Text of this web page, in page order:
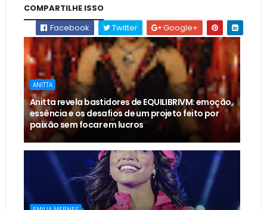
COMPARTILHE ISSO
Facebook
Twitter Google+
ANITTA
Anitta revela bastidores de EQUILIBRIVM: emoção,
essência e os desafios de um projeto feito por
paixão sem focar em lucros